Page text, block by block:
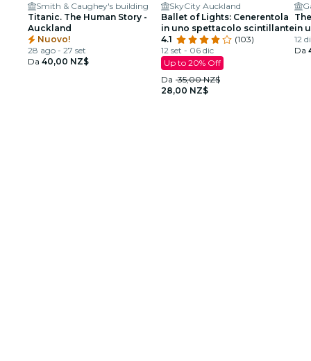
Smith & Caughey's building
Titanic. The Human Story -
Auckland
Nuovo!
28 ago - 27 set
Da 40,00 NZ$
SkyCity Auckland
Ballet of Lights: Cenerentola
in uno spettacolo scintillante
4.1
(103)
12 set - 06 dic
Up to 20% Off
Da 35,00 NZ$
28,00 NZ$
in
12
Da